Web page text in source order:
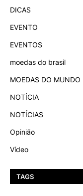
DICAS
EVENTO
EVENTOS
moedas do brasil
MOEDAS DO MUNDO
NOTÍCIA
NOTÍCIAS
Opinião
Vídeo
TAGS